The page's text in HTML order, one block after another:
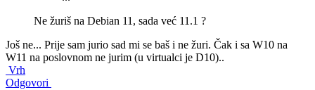
Ne žuriš na Debian 11, sada već 11.1 ?
Još ne... Prije sam jurio sad mi se baš i ne žuri. Čak i sa W10 na
W11 na poslovnom ne jurim (u virtualci je D10)..
Vrh
Odgovori